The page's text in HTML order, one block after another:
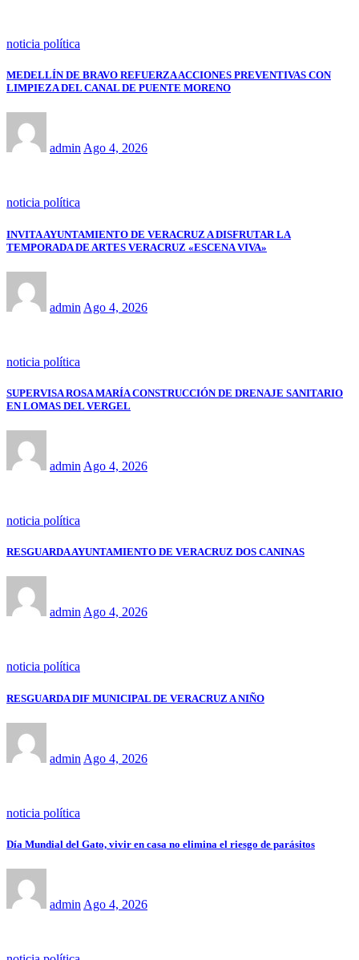
noticia política
MEDELLÍN DE BRAVO REFUERZA ACCIONES PREVENTIVAS CON
LIMPIEZA DEL CANAL DE PUENTE MORENO
adminAgo 4, 2026
noticia política
INVITA AYUNTAMIENTO DE VERACRUZ A DISFRUTAR LA
TEMPORADA DE ARTES VERACRUZ «ESCENA VIVA»
admin Ago 4, 2026
noticia política
SUPERVISA ROSA MARÍA CONSTRUCCIÓN DE DRENAJE SANITARIO
EN LOMAS DEL VERGEL
admin Ago 4, 2026
noticia política
RESGUARDA AYUNTAMIENTO DE VERACRUZ DOS CANINAS
adminAgo 4, 2026
noticia política
RESGUARDA DIF MUNICIPAL DE VERACRUZ A NIÑO
admin Ago 4, 2026
noticia política
Día Mundial del Gato, vivir en casa no elimina el riesgo de parásitos
admin Ago 4, 2026